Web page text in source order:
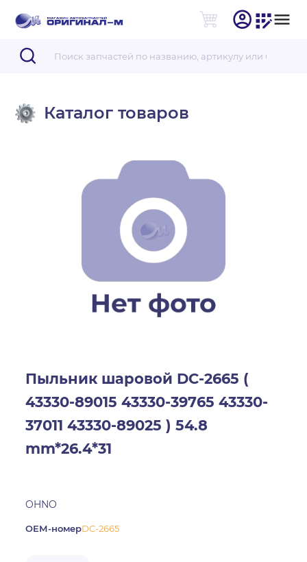
Каталог товаров
Пыльник шаровой DC-2665 (
43330-89015 43330-39765 43330-
37011 43330-89025 ) 54.8
mm*26.4*31
OHNO
ОЕМ-номерDC-2665